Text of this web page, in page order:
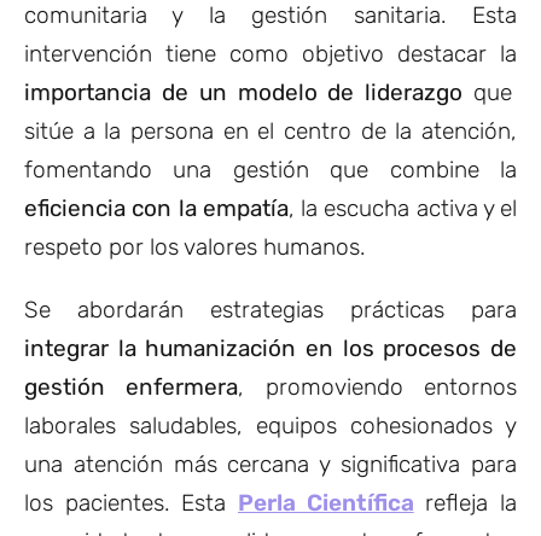
comunitaria y la gestión sanitaria. Esta
intervención tiene como objetivo destacar la
importancia de un modelo de liderazgo que
sitúe a la persona en el centro de la atención,
fomentando una gestión que combine la
eficiencia con la empatía, la escucha activa y el
respeto por los valores humanos.
Se abordarán estrategias prácticas para
integrar la humanización en los procesos de
gestión enfermera, promoviendo entornos
laborales saludables, equipos cohesionados y
una atención más cercana y significativa para
los pacientes. Esta Perla Científica refleja la